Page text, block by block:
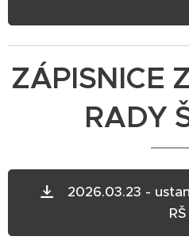
ZÁPISNICE
RADY
2026.03.23 -
RŠ